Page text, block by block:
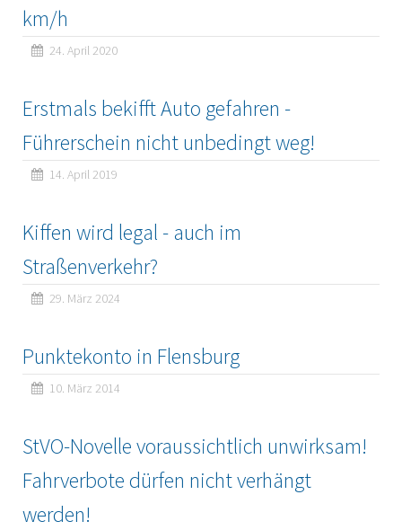
km/h
24. April 2020
Erstmals bekifft Auto gefahren -
Führerschein nicht unbedingt weg!
14. April 2019
Kiffen wird legal - auch im
Straßenverkehr?
29. März 2024
Punktekonto in Flensburg
10. März 2014
StVO-Novelle voraussichtlich unwirksam!
Fahrverbote dürfen nicht verhängt
werden!